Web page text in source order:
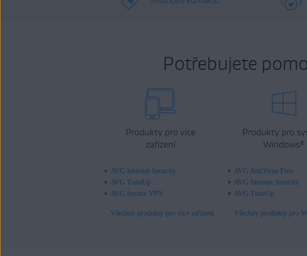
Potřebujete
Produkty pro více
zařízení
AVG Internet Security
AVG TuneUp
AVG Secure VPN
Všechny produkty pro více zařízení
Produkty pro
Windows®
AVG AntiVirus Free
AVG Internet Security
AVG TuneUp
Všechny produkty pro